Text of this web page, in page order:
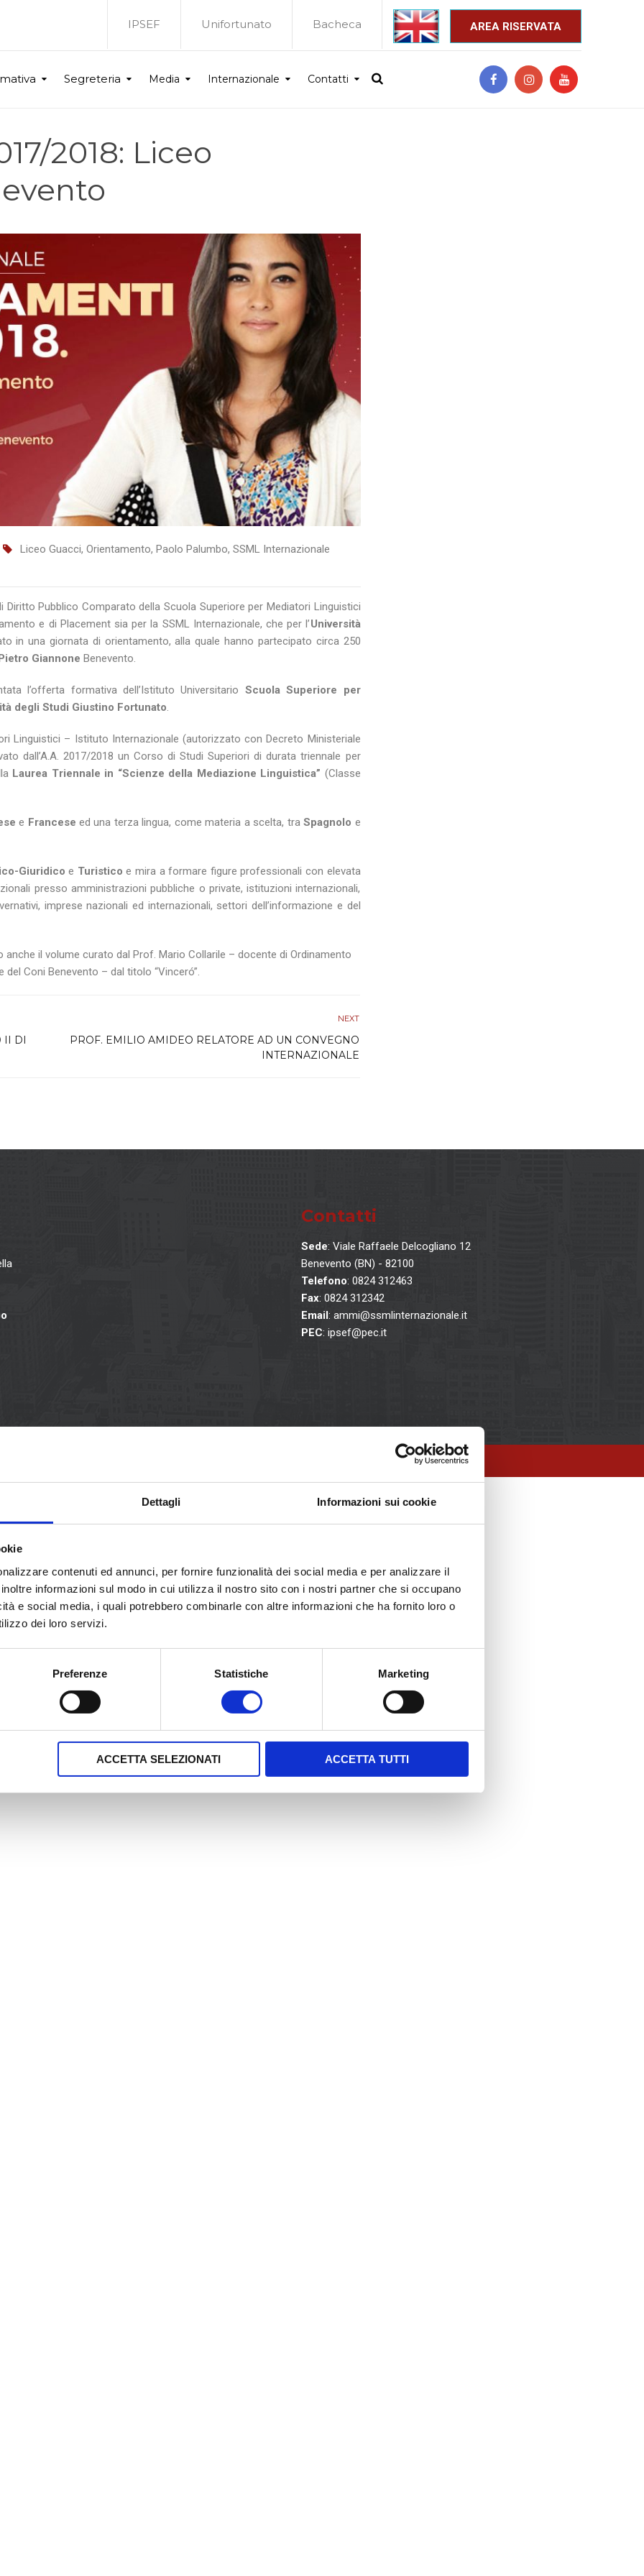
Dettagli Informazioni sui cookie
contenuti ed annunci, per fornire funzionalità dei social media e per analizzare il
informazioni sul modo in cui utilizza il nostro sito con i nostri partner che si occupano
e social media, i quali potrebbero combinarle con altre informazioni che ha fornito loro o
dei loro servizi.
Preferenze Statistiche Marketing
ACCETTA SELEZIONATI ACCETTA TUTTI
AREA RISERVATA
_
IPSEF Unifortunato Bacheca
Segreteria Media Internazionale Contatti
2018: Liceo
Liceo Guacci, Orientamento, Paolo Palumbo, SSML Internazionale
Diritto Pubblico Comparato della Scuola Superiore per Mediatori Linguistici
e di Placement sia per la SSML Internazionale, che per l’Università
in una giornata di orientamento, alla quale hanno partecipato circa 250
Giannone Benevento.
l’offerta formativa dell’Istituto Universitario Scuola Superiore per
degli Studi Giustino Fortunato.
Linguistici – Istituto Internazionale (autorizzato con Decreto Ministeriale
dall’A.A. 2017/2018 un Corso di Studi Superiori di durata triennale per
Laurea Triennale in “Scienze della Mediazione Linguistica” (Classe
e Francese ed una terza lingua, come materia a scelta, traSpagnolo e
Giuridico e Turistico e mira a formare figure professionali con elevata
presso amministrazioni pubbliche o private, istituzioni internazionali,
imprese nazionali ed internazionali, settori dell’informazione e del
il volume curato dal Prof. Mario Collarile – docente di Ordinamento
Coni Benevento – dal titolo “Vinceró”.
II DI
NEXT
PROF. EMILIO AMIDEO RELATORE AD UN CONVEGNO
INTERNAZIONALE
Contatti
Sede: Viale Raffaele Delcogliano 12
Benevento (BN) - 82100
Telefono: 0824 312463
Fax: 0824 312342
Email: ammi@ssmlinternazionale.it
PEC: ipsef@pec.it
Ente gestore: I.P.S.E.F. srl